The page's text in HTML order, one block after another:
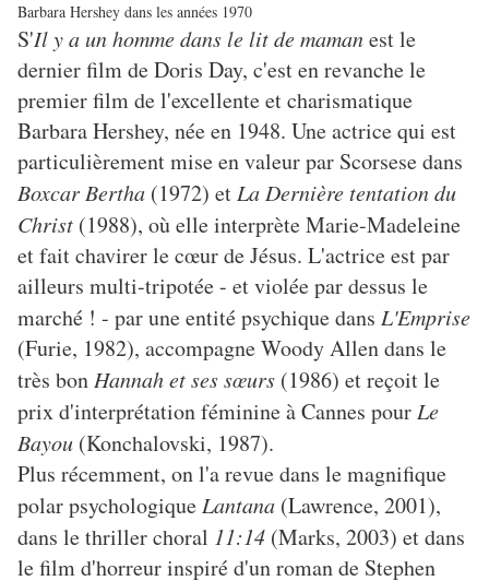
Barbara Hershey dans les années 1970
S'Il y a un homme dans le lit de mamanest le
dernier film de Doris Day, c'est en revanche le
premier film de l'excellente et charismatique
Barbara Hershey, née en 1948. Une actrice qui est
particulièrement mise en valeur par Scorsese dans
Boxcar Bertha (1972) et La Dernière tentation du
Christ (1988), où elle interprète Marie-Madeleine
et fait chavirer le cœur de Jésus. L'actrice est par
ailleurs multi-tripotée - et violée par dessus le
marché ! - par une entité psychique dans L'Emprise
(Furie, 1982), accompagne Woody Allen dans le
très bon Hannah et ses sœurs (1986) et reçoit le
prix d'interprétation féminine à Cannes pour Le
Bayou (Konchalovski, 1987).
Plus récemment, on l'a revue dans le magnifique
polar psychologique Lantana (Lawrence, 2001),
dans le thriller choral 11:14 (Marks, 2003) et dans
le film d'horreur inspiré d'un roman de Stephen